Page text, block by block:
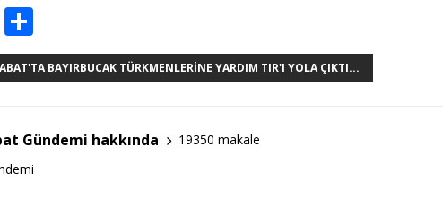
T
h
arBAYIRBUCAK TÜRKMENLERINE YARDIM TIR'I YOLA ÇIKTI...
Gündemi hakkında
19350 makale